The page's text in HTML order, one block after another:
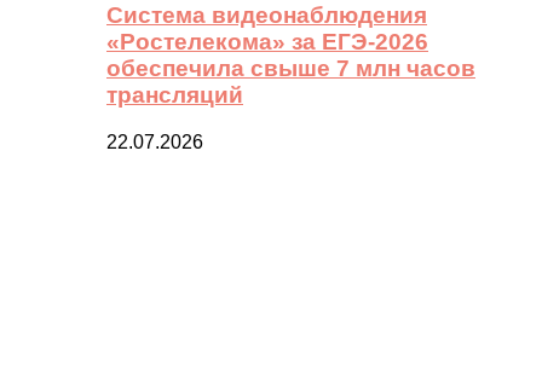
Система видеонаблюдения
«Ростелекома» за ЕГЭ-2026
обеспечила свыше 7 млн часов
трансляций
22.07.2026